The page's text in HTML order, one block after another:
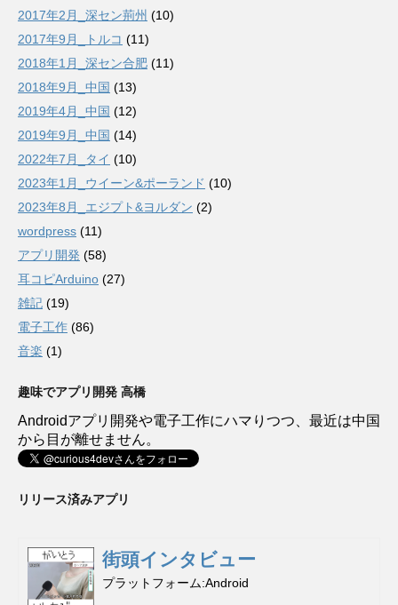
2017年2月_深セン荊州 (10)
2017年9月_トルコ (11)
2018年1月_深セン合肥 (11)
2018年9月_中国 (13)
2019年4月_中国 (12)
2019年9月_中国 (14)
2022年7月_タイ (10)
2023年1月_ウイーン&ポーランド (10)
2023年8月_エジプト&ヨルダン (2)
wordpress (11)
アプリ開発 (58)
耳コピArduino (27)
雑記 (19)
電子工作 (86)
音楽 (1)
趣味でアプリ開発 高橋
Androidアプリ開発や電子工作にハマりつつ、最近は中国
から目が離せません。
リリース済みアプリ
街頭インタビュー
プラットフォーム Android